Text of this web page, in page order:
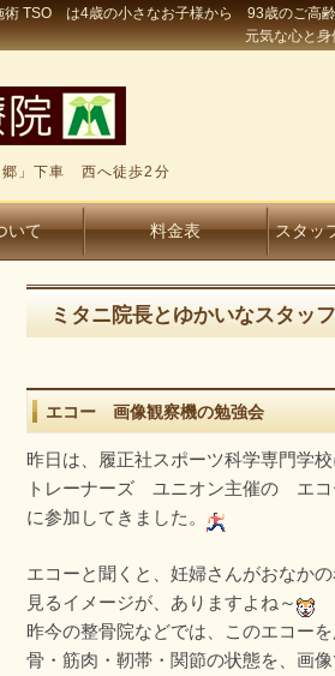
術 TSO は4歳の小さなお子様から 93歳のご高
元気な心と
」下車 西へ徒歩2分
いて 料金表 スタッ
ミタニ院長とゆかいなスタッ
エコー 画像観察機の勉強会
昨日は、履正社スポーツ科学専門学校
トレーナーズ ユニオン主催の エコ
に参加してきました。
エコーと聞くと、妊婦さんがおなか
見るイメージが、ありますよね～
昨今の整骨院などでは、このエコーを
骨・筋肉・靭帯・関節の状態を、画